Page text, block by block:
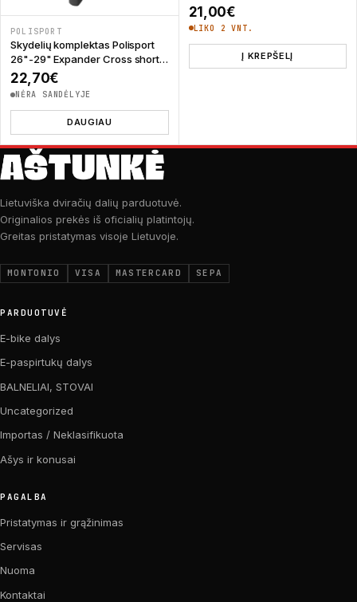
POLISPORT
Skydelių komplektas Polisport
26"-29" Expander Cross short
stay
22,70€
NĖRA SANDĖLYJE
DAUGIAU
21,00€
LIKO 2 VNT.
Į KREPŠELĮ
Lietuviška dviračių dalių parduotuvė.
Originalios prekės iš oficialių platintojų.
Greitas pristatymas visoje Lietuvoje.
MONTONIO VISA MASTERCARD SEPA
PARDUOTUVĖ
E-bike dalys
E-paspirtukų dalys
BALNELIAI, STOVAI
Uncategorized
Importas / Neklasifikuota
Ašys ir konusai
PAGALBA
Pristatymas ir grąžinimas
Servisas
Nuoma
Kontaktai